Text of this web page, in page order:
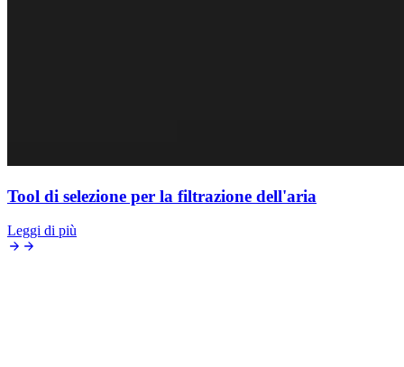
Tool di selezione per la filtrazione dell'aria
Leggi di più